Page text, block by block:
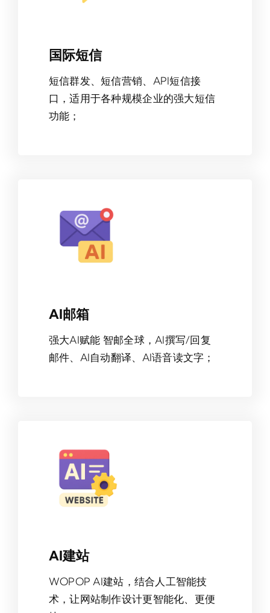
国际短信
短信群发、短信营销、API短信接
口，适用于各种规模企业的强大短信
功能；
AI邮箱
强大AI赋能 智邮全球，AI撰写/回复
邮件、AI自动翻译、AI语音读文字；
AI建站
WOPOP AI建站，结合人工智能技
术，让网站制作设计更智能化、更便